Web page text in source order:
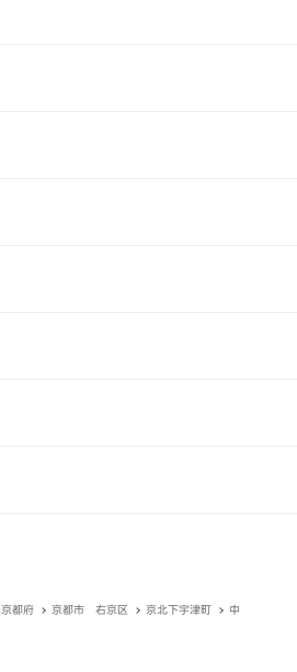
京都府 京都市 右京区 京北下宇津町 中